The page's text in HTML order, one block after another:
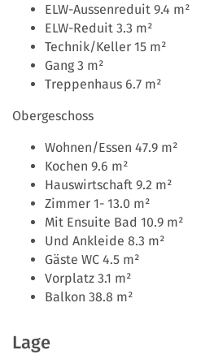
ELW-Aussenreduit 9.4 m²
ELW-Reduit 3.3 m²
Technik/Keller 15 m²
Gang 3 m²
Treppenhaus 6.7 m²
Obergeschoss
Wohnen/Essen 47.9 m²
Kochen 9.6 m²
Hauswirtschaft 9.2 m²
Zimmer 1- 13.0 m²
Mit Ensuite Bad 10.9 m²
Und Ankleide 8.3 m²
Gäste WC 4.5 m²
Vorplatz 3.1 m²
Balkon 38.8 m²
Lage